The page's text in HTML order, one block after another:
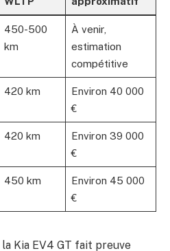
450-500
km
À venir,
estimation
compétitive
420 km
Environ 40 000
€
420 km
Environ 39 000
€
450 km
Environ 45 000
€
Kia EV4 GT fait preuve